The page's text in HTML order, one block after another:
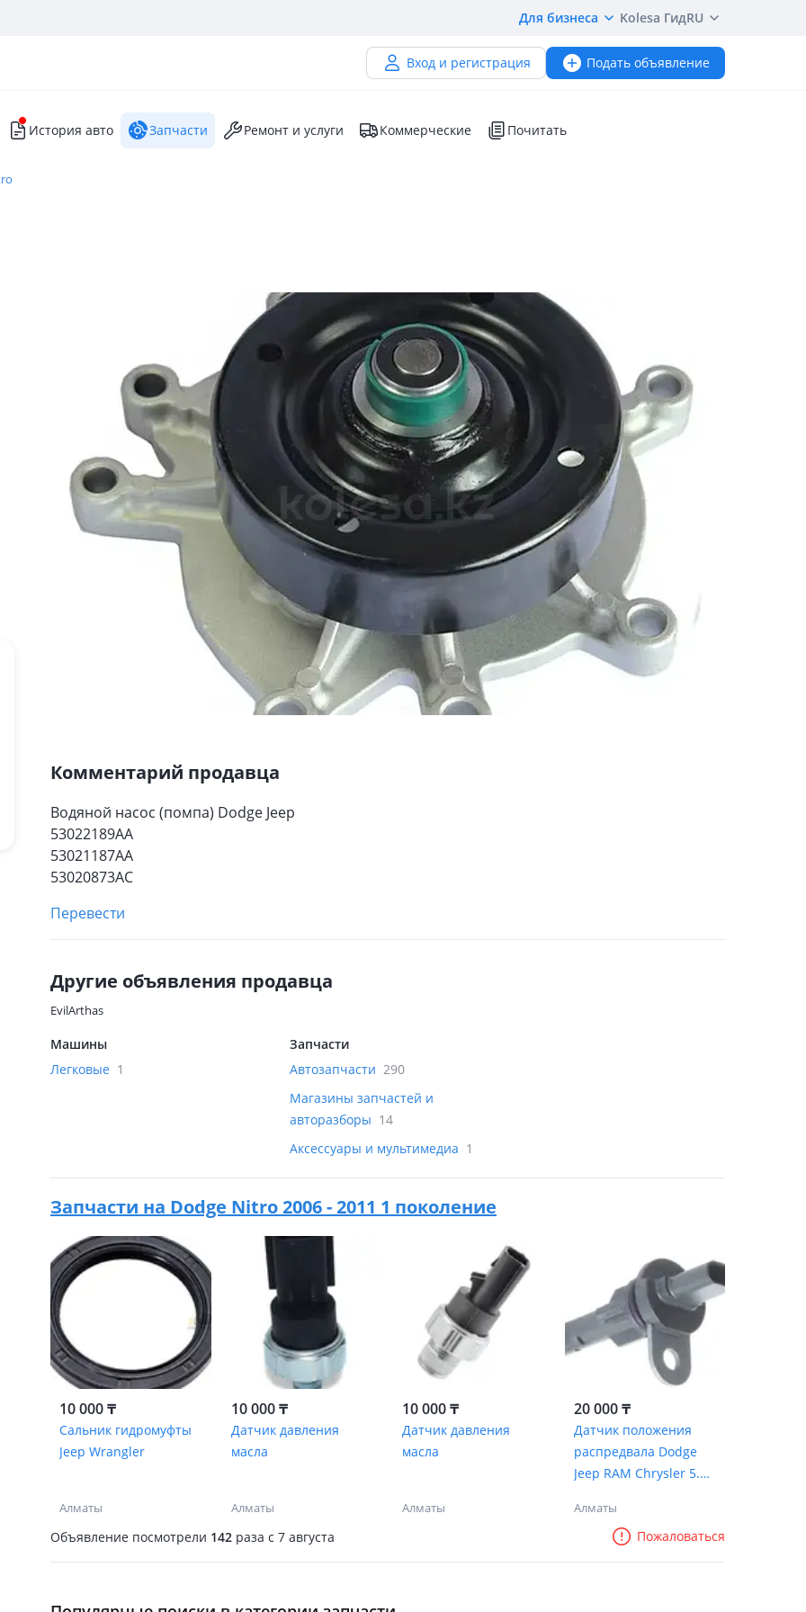
Для бизнеса Kolesa ГидRU
Вход и регистрация Подать объявление
История авто Запчасти Ремонт и услуги Коммерческие Почитать
Комментарий продавца
Водяной насос (помпа) Dodge Jeep
53022189AA
53021187AA
53020873AC
Перевести
Другие объявления продавца
EvilArthas
Машины
Легковые 1
Запчасти
Автозапчасти 290
Магазины запчастей и
авторазборы 14
Аксессуары и мультимедиа 1
Запчасти на Dodge Nitro 2006 - 2011 1 поколение
10 000 ₸
Сальник гидромуфты
Jeep Wrangler
Алматы
10 000 ₸
Датчик давления
масла
Алматы
10 000 ₸
Датчик давления
масла
Алматы
20 000 ₸
Датчик положения
распредвала Dodge
Jeep RAM Chrysler 5.7
Алматы
Объявление посмотрели 142 раза c 7 августа Пожаловаться